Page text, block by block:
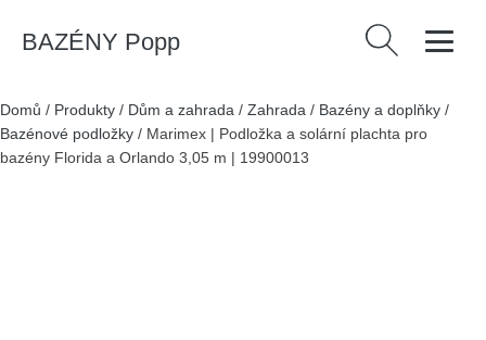
BAZÉNY Popp Vyhledávání
Domů / Produkty / Dům a zahrada / Zahrada / Bazény a doplňky /
Bazénové podložky / Marimex | Podložka a solární plachta pro
bazény Florida a Orlando 3,05 m | 19900013